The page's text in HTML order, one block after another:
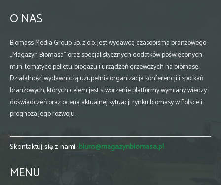
O NAS
Biomass Media Group Sp. z o.o. jest wydawcą czasopisma branżowego
„Magazyn Biomasa” oraz specjalistycznych dodatków poświęconych
m.in. tematyce pelletu, biogazu i urządzeń grzewczych na biomasę.
Działalność wydawniczą uzupełnia organizacja konferencji i spotkań
branżowych, których celem jest stworzenie platformy wymiany wiedzy i
doświadczeń oraz ocena aktualnej sytuacji rynku biomasy w Polsce i
prognoza jego rozwoju.
Skontaktuj się z nami: biuro@magazynbiomasa.pl
MENU